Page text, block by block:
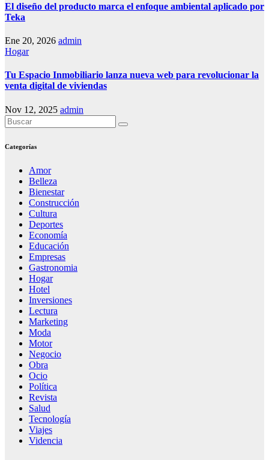
El diseño del producto marca el enfoque ambiental aplicado por
Teka
Ene 20, 2026 admin
Hogar
Tu Espacio Inmobiliario lanza nueva web para revolucionar la
venta digital de viviendas
Nov 12, 2025 admin
Categorías
Amor
Belleza
Bienestar
Construcción
Cultura
Deportes
Economía
Educación
Empresas
Gastronomia
Hogar
Hotel
Inversiones
Lectura
Marketing
Moda
Motor
Negocio
Obra
Ocio
Política
Revista
Salud
Tecnología
Viajes
Videncia